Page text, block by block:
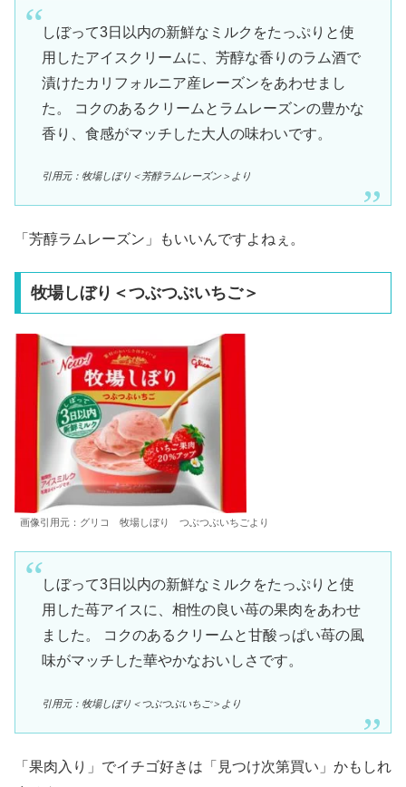
しぼって3日以内の新鮮なミルクをたっぷりと使
用したアイスクリームに、芳醇な香りのラム酒で
漬けたカリフォルニア産レーズンをあわせまし
た。 コクのあるクリームとラムレーズンの豊かな
香り、食感がマッチした大人の味わいです。
引用元：牧場しぼり＜芳醇ラムレーズン＞より
「芳醇ラムレーズン」もいいんですよねぇ。
牧場しぼり＜つぶつぶいちご＞
画像引用元：グリコ 牧場しぼり つぶつぶいちごより
しぼって3日以内の新鮮なミルクをたっぷりと使
用した苺アイスに、相性の良い苺の果肉をあわせ
ました。 コクのあるクリームと甘酸っぱい苺の風
味がマッチした華やかなおいしさです。
引用元：牧場しぼり＜つぶつぶいちご＞より
「果肉入り」でイチゴ好きは「見つけ次第買い」かもしれ